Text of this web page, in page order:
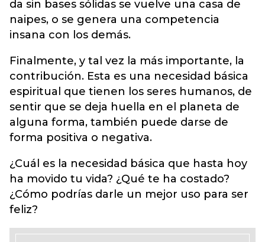
da sin bases sólidas se vuelve una casa de
naipes, o se genera una competencia
insana con los demás.
Finalmente, y tal vez la más importante, la
contribución. Esta es una necesidad básica
espiritual que tienen los seres humanos, de
sentir que se deja huella en el planeta de
alguna forma, también puede darse de
forma positiva o negativa.
¿Cuál es la necesidad básica que hasta hoy
ha movido tu vida? ¿Qué te ha costado?
¿Cómo podrías darle un mejor uso para ser
feliz?